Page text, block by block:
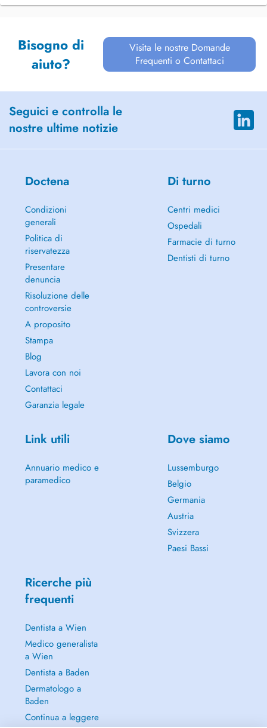
Bisogno di
aiuto?
Visita le nostre Domande
Frequenti o Contattaci
Seguici e controlla le
nostre ultime notizie
Doctena
Condizioni
generali
Politica di
riservatezza
Presentare
denuncia
Risoluzione delle
controversie
A proposito
Stampa
Blog
Lavora con noi
Contattaci
Garanzia legale
Di turno
Centri medici
Ospedali
Farmacie di turno
Dentisti di turno
Link utili
Annuario medico e
paramedico
Dove siamo
Lussemburgo
Belgio
Germania
Austria
Svizzera
Paesi Bassi
Ricerche più
frequenti
Dentista a Wien
Medico generalista
a Wien
Dentista a Baden
Dermatologo a
Baden
Continua a leggere